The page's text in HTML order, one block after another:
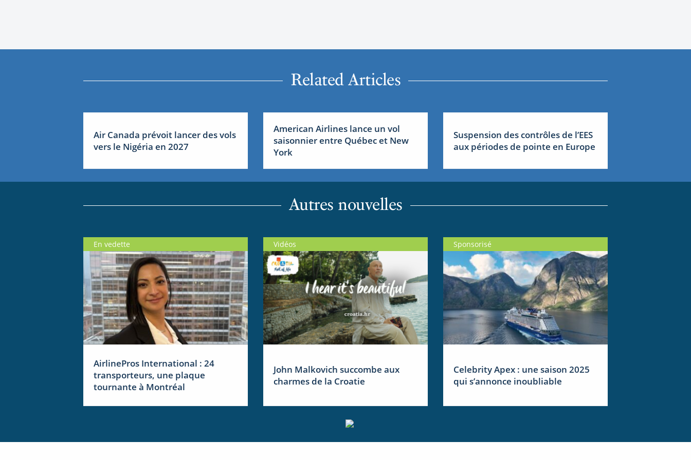
Related Articles
Air Canada prévoit lancer des vols
vers le Nigéria en 2027
American Airlines lance un vol
saisonnier entre Québec et New
York
Suspension des contrôles de l’EES
aux périodes de pointe en Europe
Autres nouvelles
En vedette
AirlinePros International : 24
transporteurs, une plaque
tournante à Montréal
Vidéos
John Malkovich succombe aux
charmes de la Croatie
Sponsorisé
Celebrity Apex : une saison 2025
qui s’annonce inoubliable